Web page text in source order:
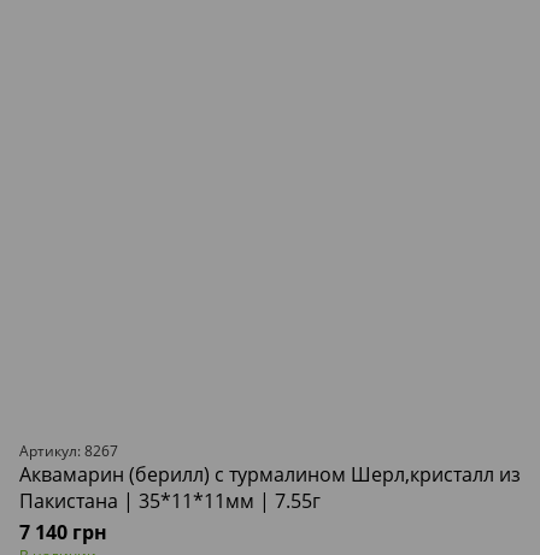
Артикул: 8267
Аквамарин (берилл) с турмалином Шерл,кристалл из
Пакистана | 35*11*11мм | 7.55г
7 140 грн